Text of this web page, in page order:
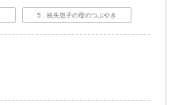
5．統失息子の母のつぶやき